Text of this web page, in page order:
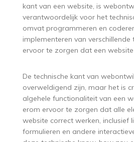
kant van een website, is
verantwoordelijk voor het
omvat programmeren en
implementeren van
ervoor te zorgen dat een
De technische kant van
overweldigend zijn, maar het is
algehele functionaliteit van een
erom ervoor te zorgen dat alle
website correct werken, inclusief
formulieren en andere